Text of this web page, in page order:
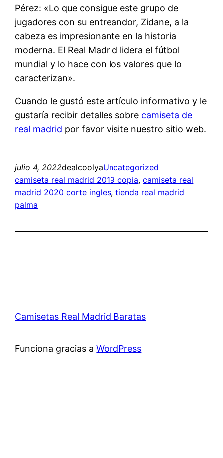
Pérez: «Lo que consigue este grupo de
jugadores con su entreandor, Zidane, a la
cabeza es impresionante en la historia
moderna. El Real Madrid lidera el fútbol
mundial y lo hace con los valores que lo
caracterizan».
Cuando le gustó este artículo informativo y le
gustaría recibir detalles sobre camiseta de
real madrid por favor visite nuestro sitio web.
julio 4, 2022dealcoolyaUncategorized
camiseta real madrid 2019 copia, camiseta real
madrid 2020 corte ingles, tienda real madrid
palma
Camisetas Real Madrid Baratas
Funciona gracias aWordPress